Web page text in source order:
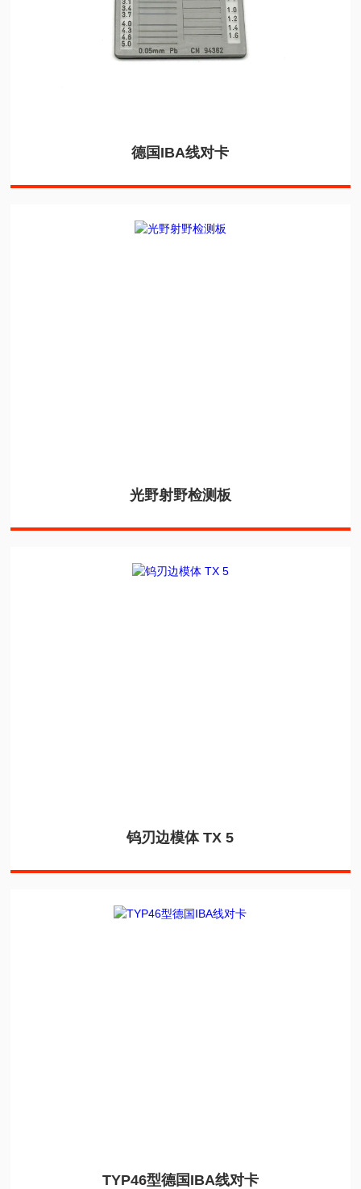
德国IBA线对卡
光野射野检测板
钨刃边模体 TX 5
TYP46型德国IBA线对卡